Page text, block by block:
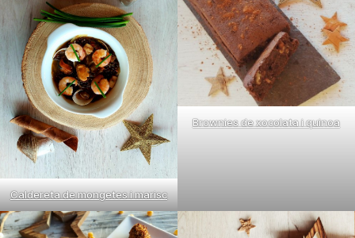
Caldereta de mongetes i marisc
Brownies de xocolata i quinoa